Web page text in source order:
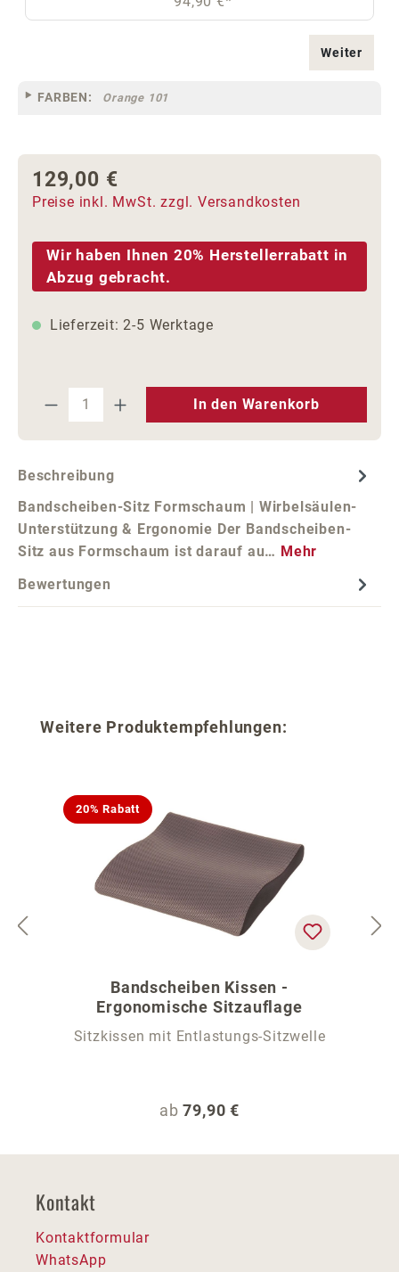
Weiter
FARBEN: Orange 101
Regulärer Preis:
129,00 €
Preise inkl. MwSt. zzgl. Versandkosten
Wir haben Ihnen 20% Herstellerrabatt in
Abzug gebracht.
Lieferzeit: 2-5 Werktage
Produkt Anzahl: Gib den
In den Warenkorb
Beschreibung
Bandscheiben-Sitz Formschaum | Wirbelsäulen-
Unterstützung & Ergonomie Der Bandscheiben-
Sitz aus Formschaum ist darauf au… Mehr
Bewertungen
Produktgalerie überspringen
Weitere Produktempfehlungen:
20% Rabatt
Bandscheiben Kissen -
Ergonomische Sitzauflage
Sitzkissen mit Entlastungs-Sitzwelle
Regulärer Preis:
ab79,90 €
Kontakt
Kontaktformular
WhatsApp